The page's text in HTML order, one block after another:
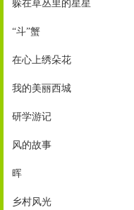
躲在草丛里的星星
“斗”蟹
在心上绣朵花
我的美丽西城
研学游记
风的故事
晖
乡村风光